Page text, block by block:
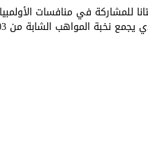
للمشاركة في منافسات